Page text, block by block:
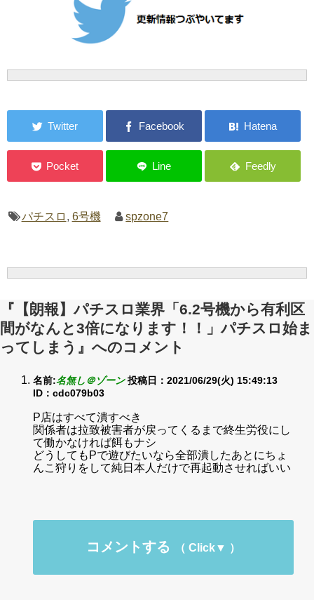
パチスロ , 6号機 spzone7
『【朗報】パチスロ業界「6.2号機から有利区
間がなんと3倍になります！！」パチスロ始ま
ってしまう』へのコメント
名前:名無し＠ゾーン 投稿日：2021/06/29(火) 15:49:13
ID：cdc079b03
P店はすべて潰すべき
関係者は拉致被害者が戻ってくるまで終生労役にし
て働かなければ餌もナシ
どうしてもPで遊びたいなら全部潰したあとにちょ
んこ狩りをして純日本人だけで再起動させればいい
コメントする